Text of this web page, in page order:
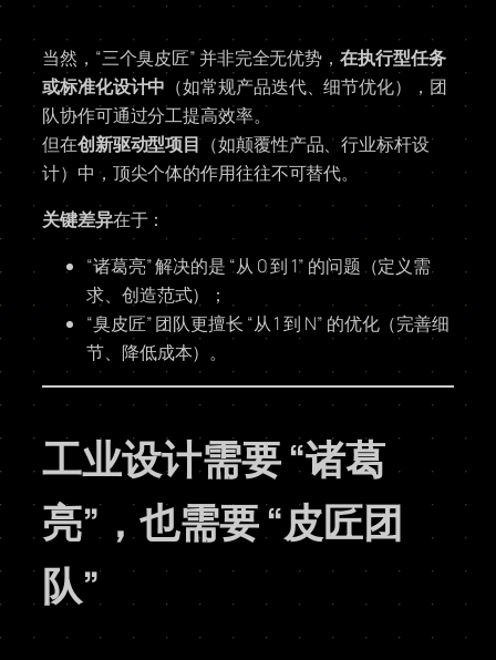
当然，“三个臭皮匠” 并非完全无优势，在执行型任务
或标准化设计中 （如常规产品迭代、细节优化），团
队协作可通过分工提高效率。
但在创新驱动型项目（如颠覆性产品、行业标杆设
计）中，顶尖个体的作用往往不可替代。
关键差异在于：
“诸葛亮” 解决的是 “从 0 到 1” 的问题（定义需
求、创造范式）；
“臭皮匠” 团队更擅长 “从 1 到 N” 的优化（完善细
节、降低成本）。
工业设计需要 “诸葛
亮”，也需要 “皮匠团
队”